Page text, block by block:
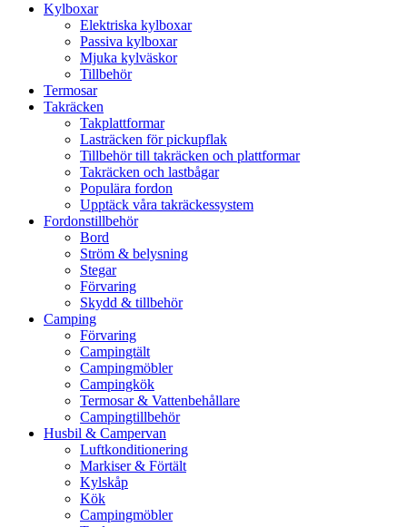
Kylboxar
Elektriska kylboxar
Passiva kylboxar
Mjuka kylväskor
Tillbehör
Termosar
Takräcken
Takplattformar
Lasträcken för pickupflak
Tillbehör till takräcken och plattformar
Takräcken och lastbågar
Populära fordon
Upptäck våra takräckessystem
Fordonstillbehör
Bord
Ström & belysning
Stegar
Förvaring
Skydd & tillbehör
Camping
Förvaring
Campingtält
Campingmöbler
Campingkök
Termosar & Vattenbehållare
Campingtillbehör
Husbil & Campervan
Luftkonditionering
Markiser & Förtält
Kylskåp
Kök
Campingmöbler